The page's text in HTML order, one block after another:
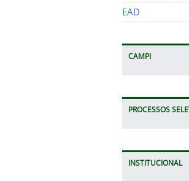
EAD
CAMPI
PROCESSOS
INSTITUCIONAL